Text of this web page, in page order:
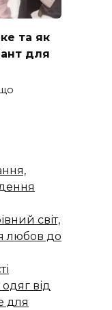
та як
для
світ,
любов до
від
для